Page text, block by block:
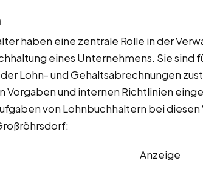
haben eine zentrale Rolle in der
eines Unternehmens. Sie sind
Lohn- und Gehaltsabrechnungen
Vorgaben und internen Richtlinien
von Lohnbuchhaltern bei
Anzeige